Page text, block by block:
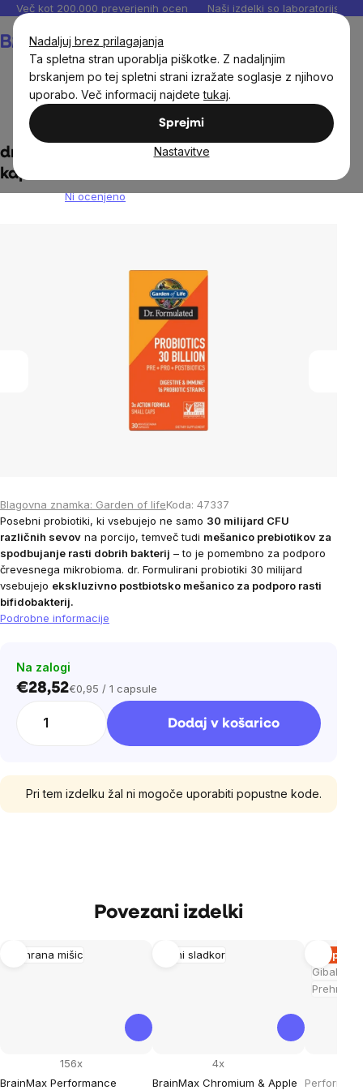
Nadaljuj brez prilagajanja
Ta spletna stran uporablja piškotke. Z nadaljnjim
brskanjem po tej spletni strani izražate soglasje z njihovo
uporabo. Več informacij najdetetukaj.
Sprejmi
Nastavitve
Preskoči
vsebino
Več kot 200.000 preverjenih ocen Naši izdelki so laboratorijsko
Prehranska dopolnila in prehrana
dr. Formulirani probiotiki 30 milijard, 30
kapsul
Ni ocenjeno
Blagovna znamka: Garden of lifeKoda: 47337
Posebni probiotiki, ki vsebujejo ne samo 30 milijard CFU
različnih sevov na porcijo, temveč tudi mešanico prebiotikov za
spodbujanje rasti dobrih bakterij – to je pomembno za podporo
črevesnega mikrobioma. dr. Formulirani probiotiki 30 milijard
vsebujejo ekskluzivno postbiotsko mešanico za podporo rasti
bifidobakterij.
Podrobne informacije
Na zalogi
€28,52Cena
€0,95 / 1 capsule
Dodaj v košarico
Pri tem izdelku žal ni mogoče uporabiti popustne kode.
Povezani izdelki
Prehrana mišic
BrainMax Performance
156x
Krvni sladkor
BrainMax Chromium & Apple
4x
Gibalni
Prehrana